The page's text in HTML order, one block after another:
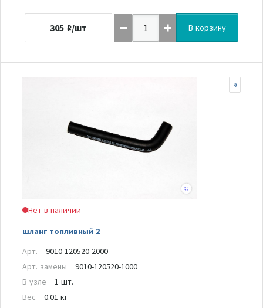
305 ₽/шт В корзину
Нет в наличии
шланг топливный 2
9
Арт.
9010-120520-2000
Арт. замены
9010-120520-1000
В узле
1 шт.
Вес
0.01 кг